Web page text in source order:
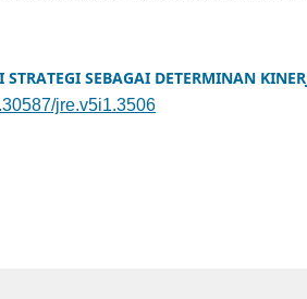
SEBAGAI DETERMINAN
jre.v5i1.3506